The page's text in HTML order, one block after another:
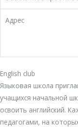
Адрес
English club
Языковая школа
учащихся начальной
освоить английский.
педагогами, на